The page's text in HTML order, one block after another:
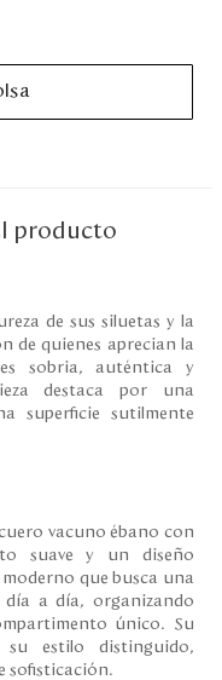
producto
de sus siluetas y la
de quienes aprecian la
sobria, auténtica y
destaca por una
superficie sutilmente
vacuno ébano con
suave y un diseño
que busca una
a día, organizando
único. Su
su estilo distinguido,
sofisticación.